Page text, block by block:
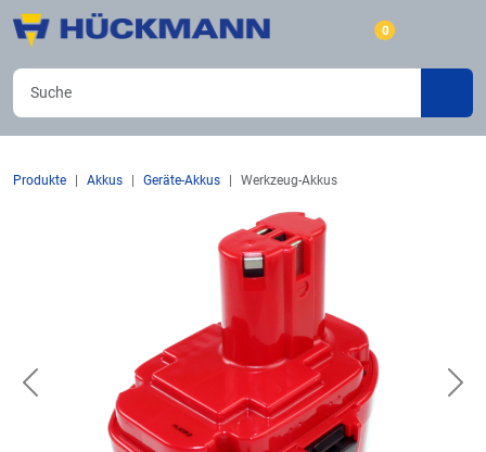
0
Produkte Akkus Geräte-Akkus Werkzeug-Akkus
Previous